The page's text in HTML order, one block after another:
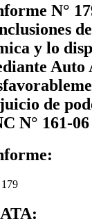
N°
y lo
Auto
de
N° 161-06